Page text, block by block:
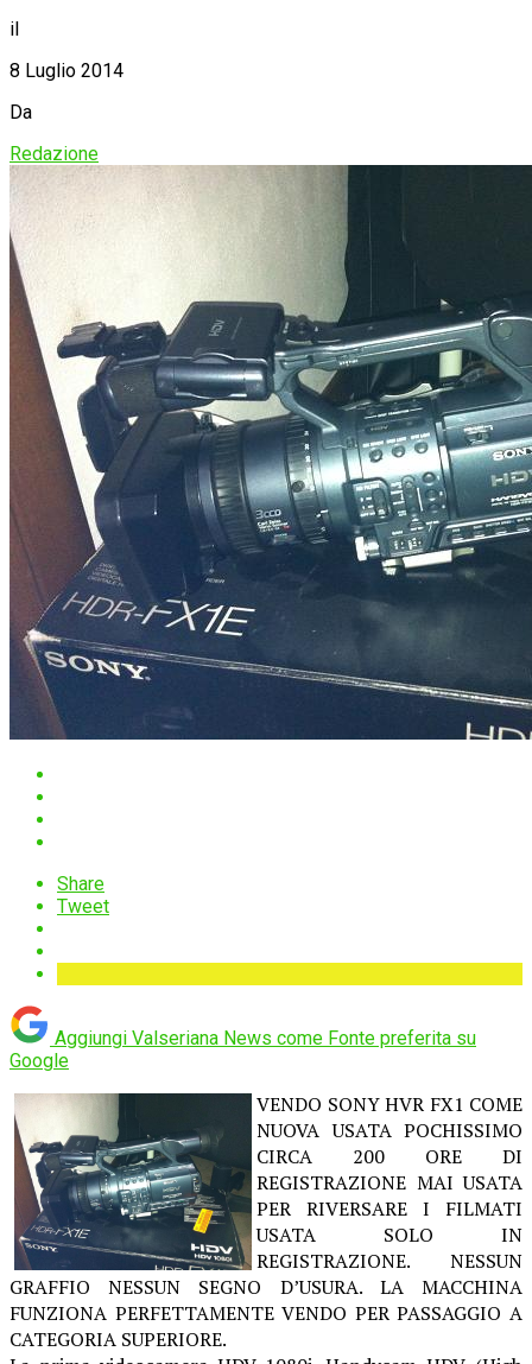
il
8 Luglio 2014
Da
Redazione
Share
Tweet
Aggiungi Valseriana News come Fonte preferita su
Google
VENDO SONY HVR FX1 COME
NUOVA USATA POCHISSIMO
CIRCA 200 ORE DI
REGISTRAZIONE MAI USATA
PER RIVERSARE I FILMATI
USATA SOLO IN
REGISTRAZIONE. NESSUN
GRAFFIO NESSUN SEGNO D’USURA. LA MACCHINA
FUNZIONA PERFETTAMENTE VENDO PER PASSAGGIO A
CATEGORIA SUPERIORE.